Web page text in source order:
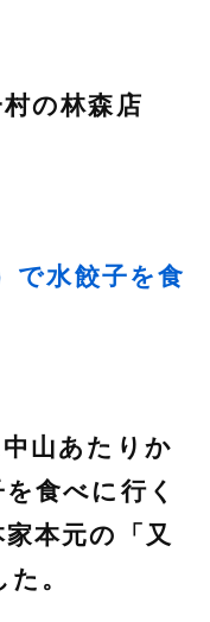
の林森店
で水餃子を食
山あたりか
食べに行く
本元の「又
。